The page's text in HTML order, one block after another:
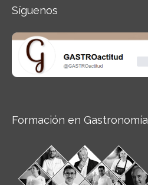
Síguenos
Formación en Gastronomía